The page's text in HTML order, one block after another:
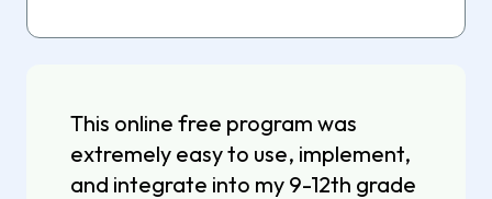
This online free program was
extremely easy to use, implement,
and integrate into my 9-12th grade